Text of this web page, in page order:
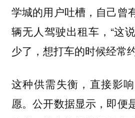
学城的用户吐槽，自己曾
辆无人驾驶出租车，“这
少了，想打车的时候经常约
这种供需失衡，直接影
愿。公开数据显示，即便